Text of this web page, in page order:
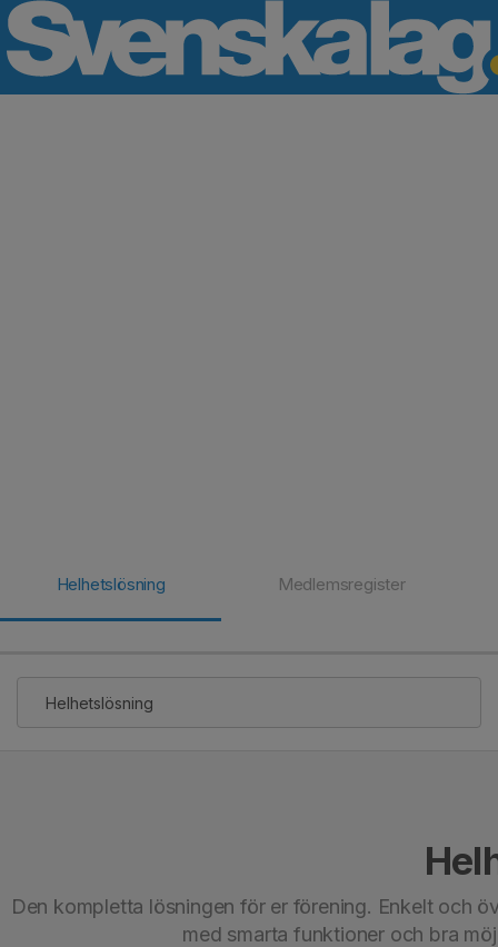
Helhetslösning Medlemsregister
Helhetslösning
Den kompletta lösningen för er förening. Enkelt och
med smarta funktioner och bra